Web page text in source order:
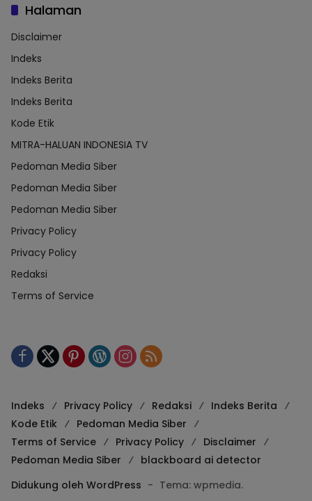
Halaman
Disclaimer
Indeks
Indeks Berita
Indeks Berita
Kode Etik
MITRA-HALUAN INDONESIA TV
Pedoman Media Siber
Pedoman Media Siber
Pedoman Media Siber
Privacy Policy
Privacy Policy
Redaksi
Terms of Service
Indeks Privacy Policy Redaksi
Indeks Berita
Kode Etik
Pedoman Media Siber
Terms of Service
Privacy Policy
Disclaimer
Pedoman Media Siber
blackboard ai detector
Didukung oleh WordPress - Tema: wpmedia.